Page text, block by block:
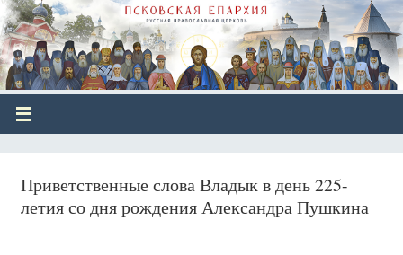
Приветственные слова Владык в день 225-
летия со дня рождения Александра Пушкина